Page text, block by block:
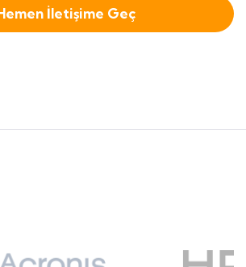
İletişime Geç